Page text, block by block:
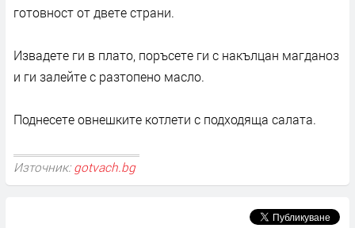
готовност от двете страни.
Извадете ги в плато, поръсете ги с накълцан магданоз
и ги залейте с разтопено масло.
Поднесете овнешките котлети с подходяща салата.
Източник: gotvach.bg